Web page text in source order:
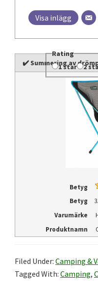
Visa inlägg
✔️ Summering av
Rating
1 star
2
Betyg
Betyg
Varumärke
Produktnamn
Filed Under: Camping &
Tagged With: Camping,